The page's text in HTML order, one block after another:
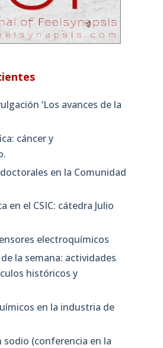
‘Los avances de la
cáncer y
en la Comunidad
en el CSIC: cátedra Julio
electroquímicos
la semana: actividades
históricos y
en la industria de
sodio (conferencia en la